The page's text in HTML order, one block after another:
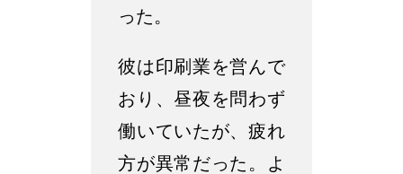
った。
彼は印刷業を営んで
おり、昼夜を問わず
働いていたが、疲れ
方が異常だった。よ